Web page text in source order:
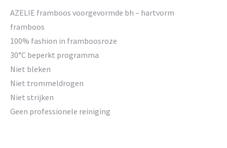
AZELIE framboos voorgevormde bh – hartvorm
framboos
100% fashion in framboosroze
30°C beperkt programma
Niet bleken
Niet trommeldrogen
Niet strijken
Geen professionele reiniging